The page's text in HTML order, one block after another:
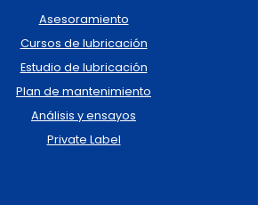
Asesoramiento
Cursos de lubricación
Estudio de lubricación
Plan de mantenimiento
Análisis y ensayos
Private Label